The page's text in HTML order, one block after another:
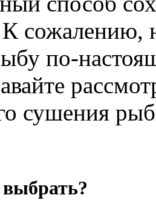
сожалению,
по-
сушения